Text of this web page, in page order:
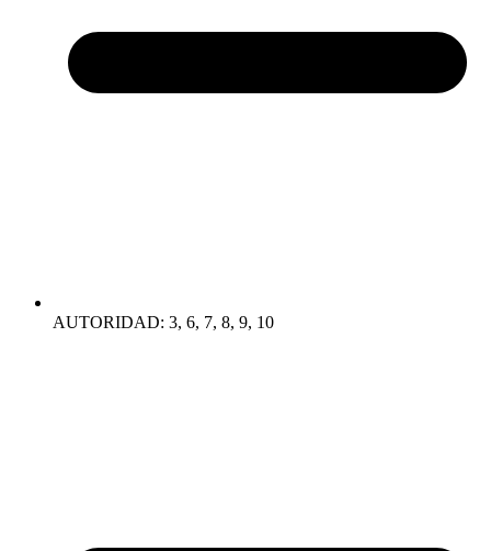
AUTORIDAD: 3, 6, 7, 8, 9, 10